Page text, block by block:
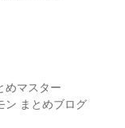
めマスター
ン まとめブログ